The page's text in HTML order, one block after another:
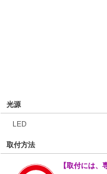
光源
LED
取付方法
【取付には、